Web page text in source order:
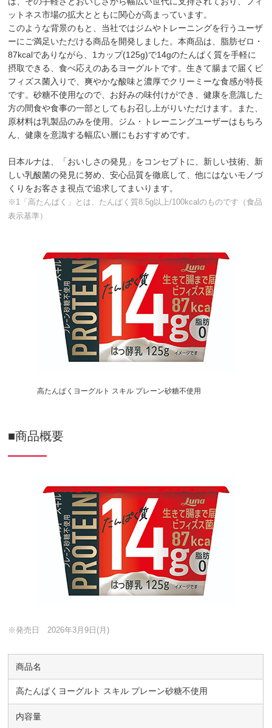
ットネス市場の拡大とともに関心が高まっています。
このような背景のもと、当社ではジムやトレーニングを行うユーザ
ーにご満足いただける商品を開発しました。本商品は、脂肪ゼロ・
87kcalでありながら、1カップ(125g)で14gのたんぱく質を手軽に
摂取できる、食べ応えのあるヨーグルトです。生きて腸まで届くビ
フィズス菌入りで、爽やかな酸味と濃厚でクリーミーな食感が特長
です。砂糖不使用なので、お好みの味付けができ、健康を意識した
方の間食や食事の一部としてもお召し上がりいただけます。また、
原材料は乳製品のみを使用。ジム・トレーニングユーザーはもちろ
ん、健康を意識する幅広い層にもおすすめです。
日本ルナは、「おいしさの発見」をコンセプトに、新しい技術、新
しい乳酸菌の発見に努め、安心品質を徹底して、他にはないモノづ
くりをお客さま視点で追求してまいります。
※1「高たんぱく」とは、たんぱく質8.5g以上/100kcalのものです（食品
表示基準）
高たんぱくヨーグルト スキル プレーン砂糖不使用
■商品概要
※発売日 2026年3月9日(月)
商品名
高たんぱくヨーグルト スキル プレーン砂糖不使用
内容量